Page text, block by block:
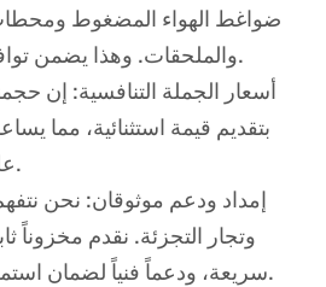
ضواغط الهواء المضغوط
والملحقات. وهذا يضمن توافق النظام وأداءً مثالياً.
أسعار الجملة التنافسية: إن
بتقديم قيمة استثنائية، مما
على هامش ربح صحي.
إمداد ودعم موثوقان: نحن
وتجار التجزئة. نقدم مخزوناً
سريعة، ودعماً فنياً لضمان استمرار أعمالكم بسلاسة.